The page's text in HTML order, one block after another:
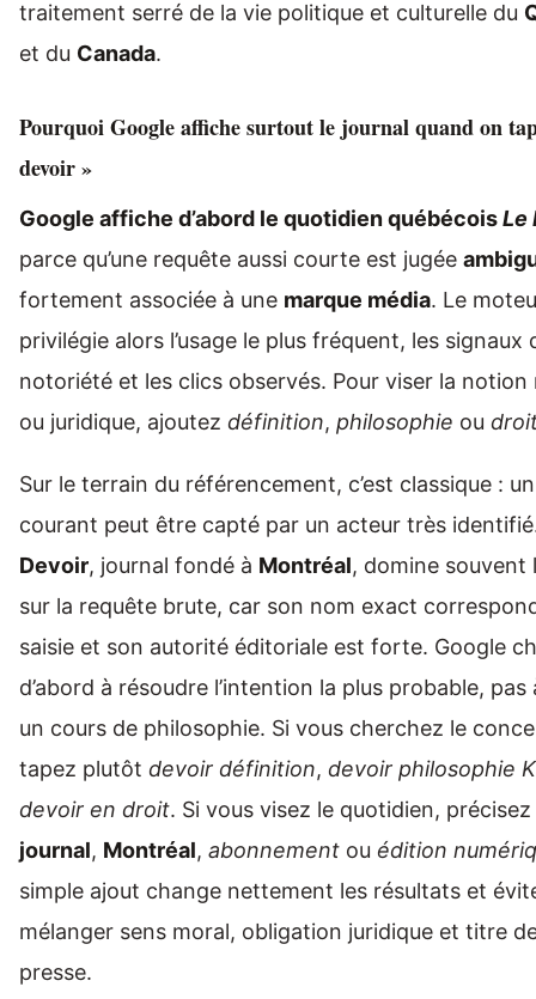
traitement serré de la vie politique et culturelle du
et du Canada.
Pourquoi Google affiche surtout le journal quand on
devoir »
Google affiche d’abord le quotidien québécoisLe
parce qu’une requête aussi courte est jugée
fortement associée à une marque média. Le
privilégie alors l’usage le plus fréquent, les signaux
notoriété et les clics observés. Pour viser la notion
ou juridique, ajoutez définition, philosophie ou
Sur le terrain du référencement, c’est classique :
courant peut être capté par un acteur très
Devoir, journal fondé à Montréal, domine souvent
sur la requête brute, car son nom exact
saisie et son autorité éditoriale est forte. Google
d’abord à résoudre l’intention la plus probable, pas
un cours de philosophie. Si vous cherchez le
tapez plutôt devoir définition, devoir philosophie
devoir en droit. Si vous visez le quotidien, précisez
journal, Montréal, abonnement ou édition
simple ajout change nettement les résultats et
mélanger sens moral, obligation juridique et titre
presse.